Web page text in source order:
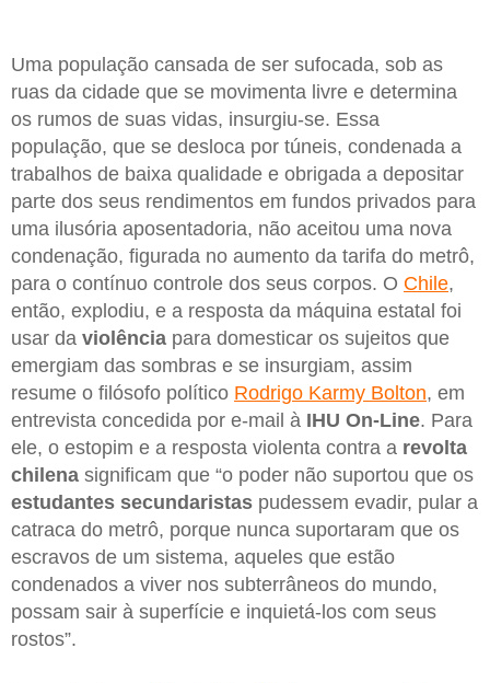
Uma população cansada de ser sufocada, sob as
ruas da cidade que se movimenta livre e determina
os rumos de suas vidas, insurgiu-se. Essa
população, que se desloca por túneis, condenada a
trabalhos de baixa qualidade e obrigada a depositar
parte dos seus rendimentos em fundos privados para
uma ilusória aposentadoria, não aceitou uma nova
condenação, figurada no aumento da tarifa do metrô,
para o contínuo controle dos seus corpos. O Chile,
então, explodiu, e a resposta da máquina estatal foi
usar da violência para domesticar os sujeitos que
emergiam das sombras e se insurgiam, assim
resume o filósofo político Rodrigo Karmy Bolton, em
entrevista concedida por e-mail à IHU On-Line. Para
ele, o estopim e a resposta violenta contra a revolta
chilena significam que “o poder não suportou que os
estudantes secundaristas pudessem evadir, pular a
catraca do metrô, porque nunca suportaram que os
escravos de um sistema, aqueles que estão
condenados a viver nos subterrâneos do mundo,
possam sair à superfície e inquietá-los com seus
rostos”.